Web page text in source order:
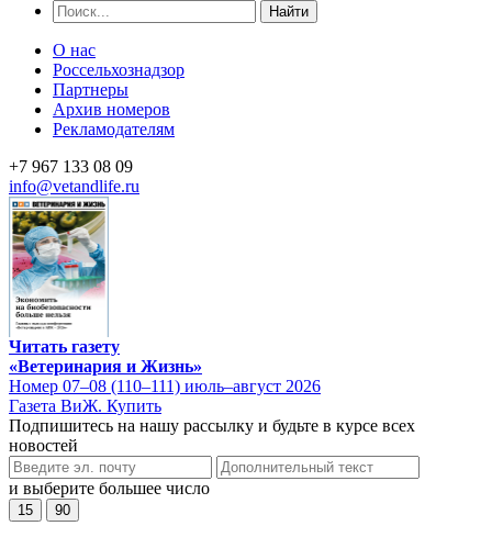
Найти
О нас
Россельхознадзор
Партнеры
Архив номеров
Рекламодателям
+7 967 133 08 09
info@vetandlife.ru
Читать газету
«Ветеринария и Жизнь»
Номер 07–08 (110–111) июль–август 2026
Газета ВиЖ. Купить
Подпишитесь на нашу рассылку и будьте в курсе всех
новостей
и выберите большее число
15 90